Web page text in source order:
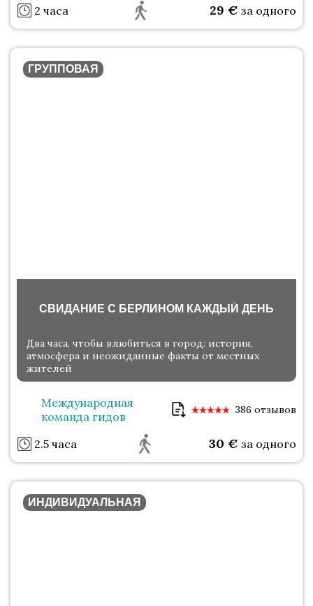
2 часа 29 € за одного
ГРУППОВАЯ
СВИДАНИЕ С БЕРЛИНОМ КАЖДЫЙ ДЕНЬ
Два часа, чтобы влюбиться в город: история,
атмосфера и неожиданные факты от местных
жителей
Международная
команда гидов
386 отзывов
2.5 часа 30 € за одного
ИНДИВИДУАЛЬНАЯ